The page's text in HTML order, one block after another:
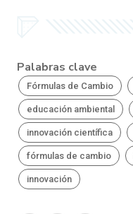
Palabras clave
Fórmulas de Cambio
educación ambiental
innovación científica
fórmulas de cambio
innovación